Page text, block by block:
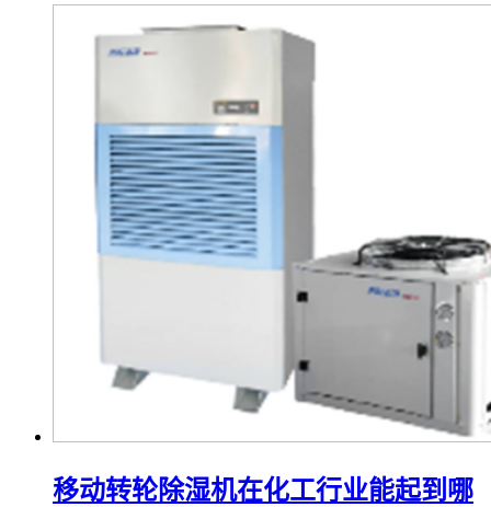
移动转轮除湿机在化工行业能起到哪